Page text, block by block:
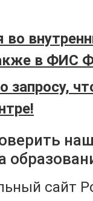
в ФИС
сайт